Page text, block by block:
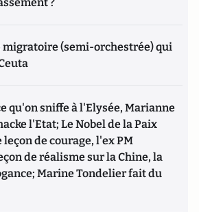
migratoire (semi-orchestrée) qui
qu'on sniffe à l'Elysée, Marianne
l'Etat; Le Nobel de la Paix
de courage, l'ex PM
de réalisme sur la Chine, la
Marine Tondelier fait du